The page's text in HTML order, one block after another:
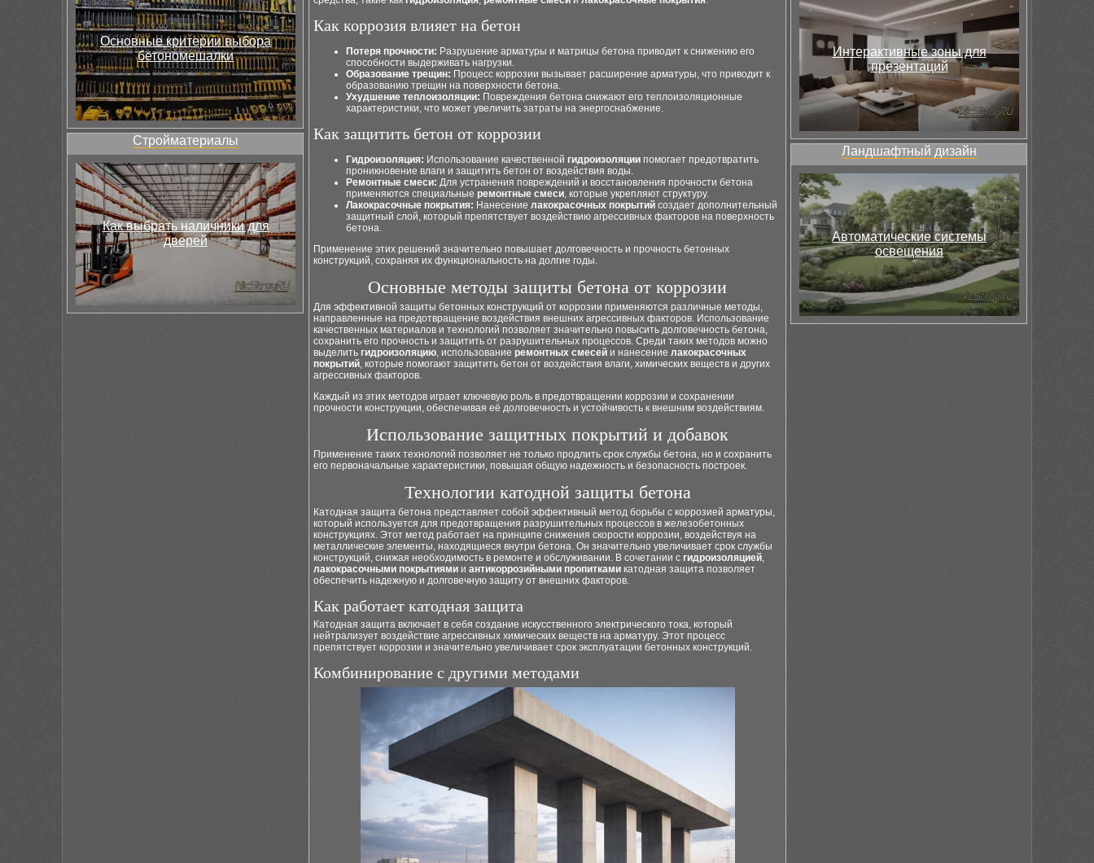
Основные критерии выбора
бетономешалки
Стройматериалы
Как выбрать наличники для
дверей
Как коррозия влияет на бетон
Потеря прочности: Разрушение арматуры и матрицы бетона приводит к снижению его
способности выдерживать нагрузки.
Образование трещин: Процесс коррозии вызывает расширение арматуры, что приводит к
образованию трещин на поверхности бетона.
Ухудшение теплоизоляции: Повреждения бетона снижают его теплоизоляционные
характеристики, что может увеличить затраты на энергоснабжение.
Как защитить бетон от коррозии
Гидроизоляция: Использование качественной гидроизоляции помогает предотвратить
проникновение влаги и защитить бетон от воздействия воды.
Ремонтные смеси: Для устранения повреждений и восстановления прочности бетона
применяются специальные ремонтные смеси, которые укрепляют структуру.
Лакокрасочные покрытия: Нанесение лакокрасочных покрытий создает дополнительный
защитный слой, который препятствует воздействию агрессивных факторов на поверхность
бетона.
Применение этих решений значительно повышает долговечность и прочность бетонных
конструкций, сохраняя их функциональность на долгие годы.
Основные методы защиты бетона от коррозии
Для эффективной защиты бетонных конструкций от коррозии применяются различные методы,
направленные на предотвращение воздействия внешних агрессивных факторов. Использование
качественных материалов и технологий позволяет значительно повысить долговечность бетона,
сохранить его прочность и защитить от разрушительных процессов. Среди таких методов можно
выделить гидроизоляцию, использование ремонтных смесей и нанесение лакокрасочных
покрытий, которые помогают защитить бетон от воздействия влаги, химических веществ и других
агрессивных факторов.
Каждый из этих методов играет ключевую роль в предотвращении коррозии и сохранении
прочности конструкции, обеспечивая её долговечность и устойчивость к внешним воздействиям.
Использование защитных покрытий и добавок
Применение таких технологий позволяет не только продлить срок службы бетона, но и сохранить
его первоначальные характеристики, повышая общую надежность и безопасность построек.
Технологии катодной защиты бетона
Катодная защита бетона представляет собой эффективный метод борьбы с коррозией арматуры,
который используется для предотвращения разрушительных процессов в железобетонных
конструкциях. Этот метод работает на принципе снижения скорости коррозии, воздействуя на
металлические элементы, находящиеся внутри бетона. Он значительно увеличивает срок службы
конструкций, снижая необходимость в ремонте и обслуживании. В сочетании с гидроизоляцией,
лакокрасочными покрытиями и антикоррозийными пропитками катодная защита позволяет
обеспечить надежную и долговечную защиту от внешних факторов.
Как работает катодная защита
Катодная защита включает в себя создание искусственного электрического тока, который
нейтрализует воздействие агрессивных химических веществ на арматуру. Этот процесс
препятствует коррозии и значительно увеличивает срок эксплуатации бетонных конструкций.
Комбинирование с другими методами
Интерактивные зоны для
презентаций
Ландшафтный дизайн
Автоматические системы
освещения